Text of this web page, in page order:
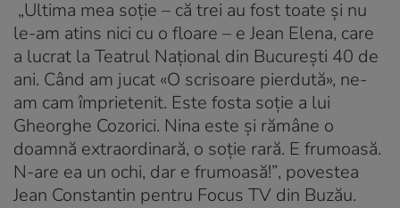
„Ultima mea soţie – că trei au fost toate şi nu
le-am atins nici cu o floare – e Jean Elena, care
a lucrat la Teatrul Naţional din Bucureşti 40 de
ani. Când am jucat «O scrisoare pierdută», ne-
am cam împrietenit. Este fosta soţie a lui
Gheorghe Cozorici. Nina este şi rămâne o
doamnă extraordinară, o soţie rară. E frumoasă.
N-are ea un ochi, dar e frumoasă!”, povestea
Jean Constantin pentru Focus TV din Buzău.